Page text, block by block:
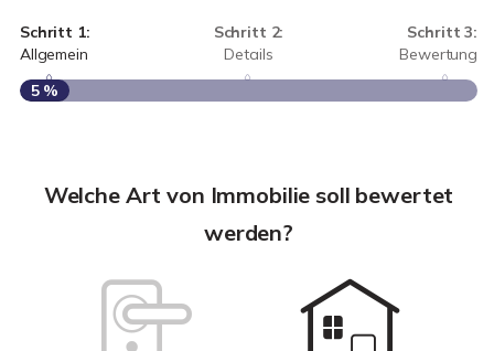
Schritt 1:
Allgemein
Schritt 2:
Details
Schritt 3:
Bewertung
5 %
Welche Art von Immobilie soll bewertet
werden?